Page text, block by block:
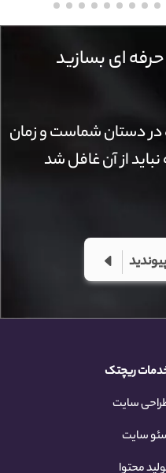
ای بسازید
دستان شماست و زمان
از آن غافل شد
ریچتک
سایت
سایت
محتوا